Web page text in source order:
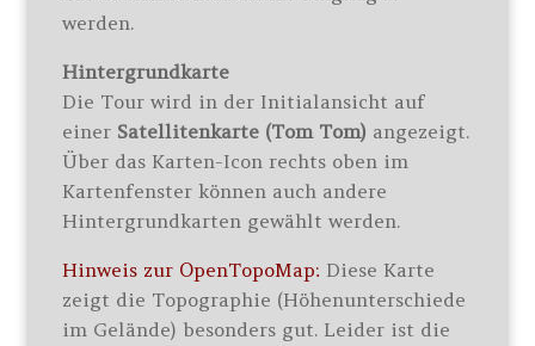
werden.
Hintergrundkarte
Die Tour wird in der Initialansicht auf
einer Satellitenkarte (Tom Tom) angezeigt.
Über das Karten-Icon rechts oben im
Kartenfenster können auch andere
Hintergrundkarten gewählt werden.
Hinweis zur OpenTopoMap: Diese Karte
zeigt die Topographie (Höhenunterschiede
im Gelände) besonders gut. Leider ist die